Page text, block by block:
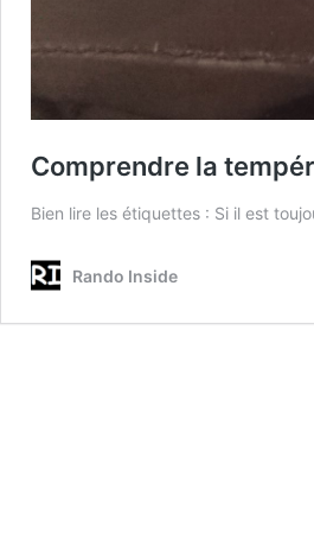
Comprendre la
Bien lire les étiquettes : Si il est
Rando Inside